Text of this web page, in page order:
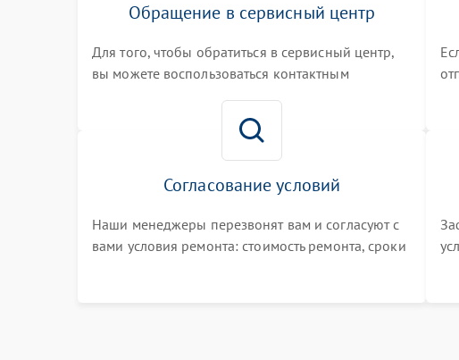
Обращение в сервисный центр
Для того, чтобы обратиться в сервисный центр,
вы можете воспользоваться контактным
номер телефона на сайте
Согласование условий
Наши менеджеры перезвонят вам и согласуют с
вами условия ремонта: стоимость ремонта, сроки